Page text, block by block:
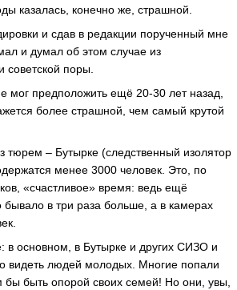
казалась, конечно же, страшной.
и сдав в редакции порученный мне
и думал об этом случае из
советской поры.
мог предположить ещё 20-30 лет назад,
более страшной, чем самый крутой
тюрем – Бутырке (следственный изолятор
менее 3000 человек. Это, по
«счастливое» время: ведь ещё
бывало в три раза больше, а в камерах
в основном, в Бутырке и других СИЗО и
видеть людей молодых. Многие попали
бы быть опорой своих семей! Но они, увы,